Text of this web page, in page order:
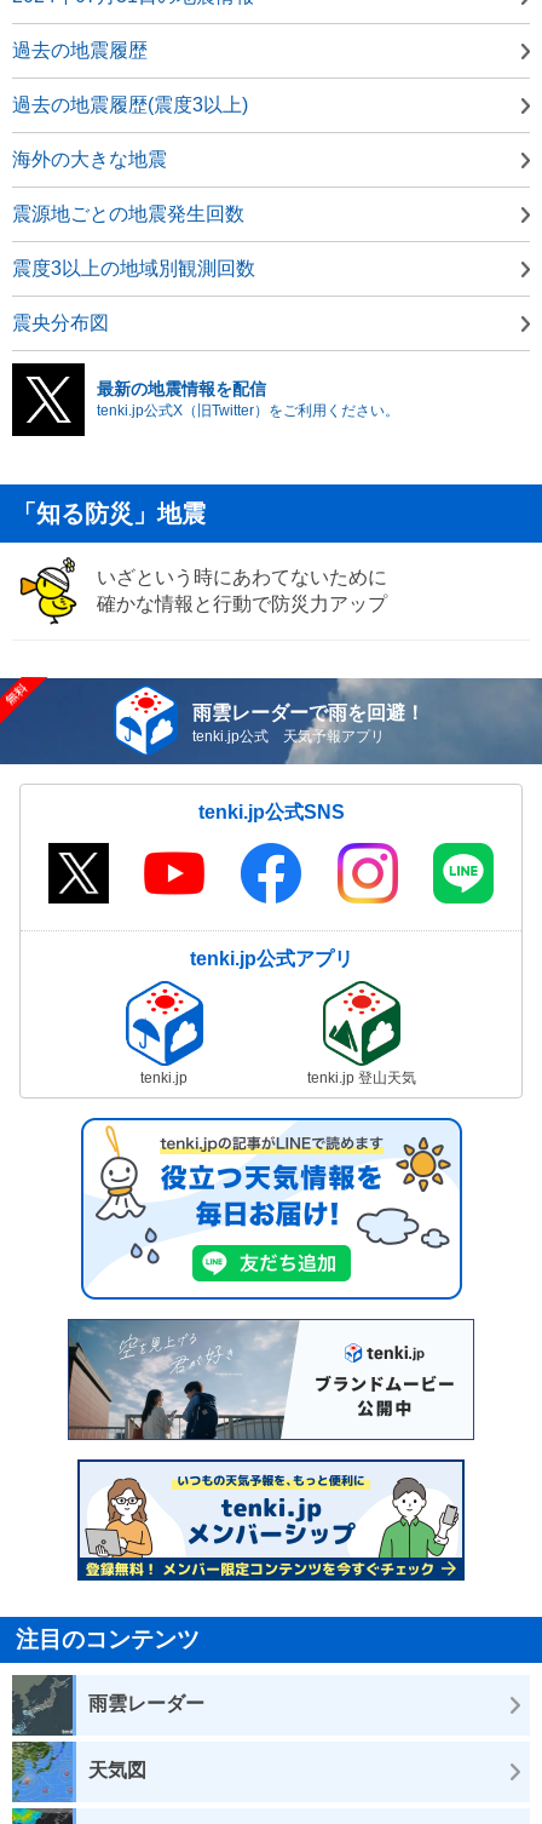
過去の地震履歴
過去の地震履歴(震度3以上)
海外の大きな地震
震源地ごとの地震発生回数
震度3以上の地域別観測回数
震央分布図
最新の地震情報を配信
tenki.jp公式X（旧Twitter）をご利用ください。
「知る防災」地震
いざという時にあわてないために
確かな情報と行動で防災力アップ
雨雲レーダーで雨を回避！
tenki.jp公式 天気予報アプリ
tenki.jp公式SNS
tenki.jp公式アプリ
tenki.jp tenki.jp 登山天気
注目のコンテンツ
雨雲レーダー
天気図